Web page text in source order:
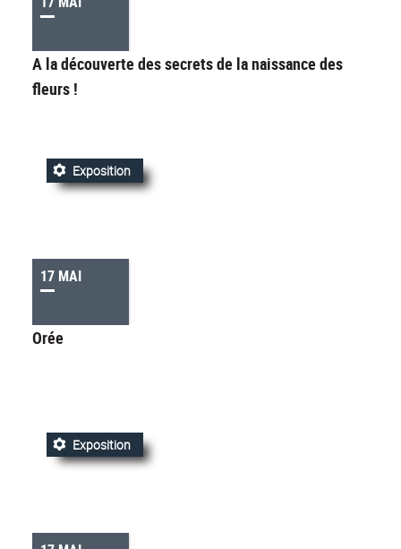
A la découverte des secrets de la naissance des
fleurs !
17 MAI
Exposition
Orée
Exposition